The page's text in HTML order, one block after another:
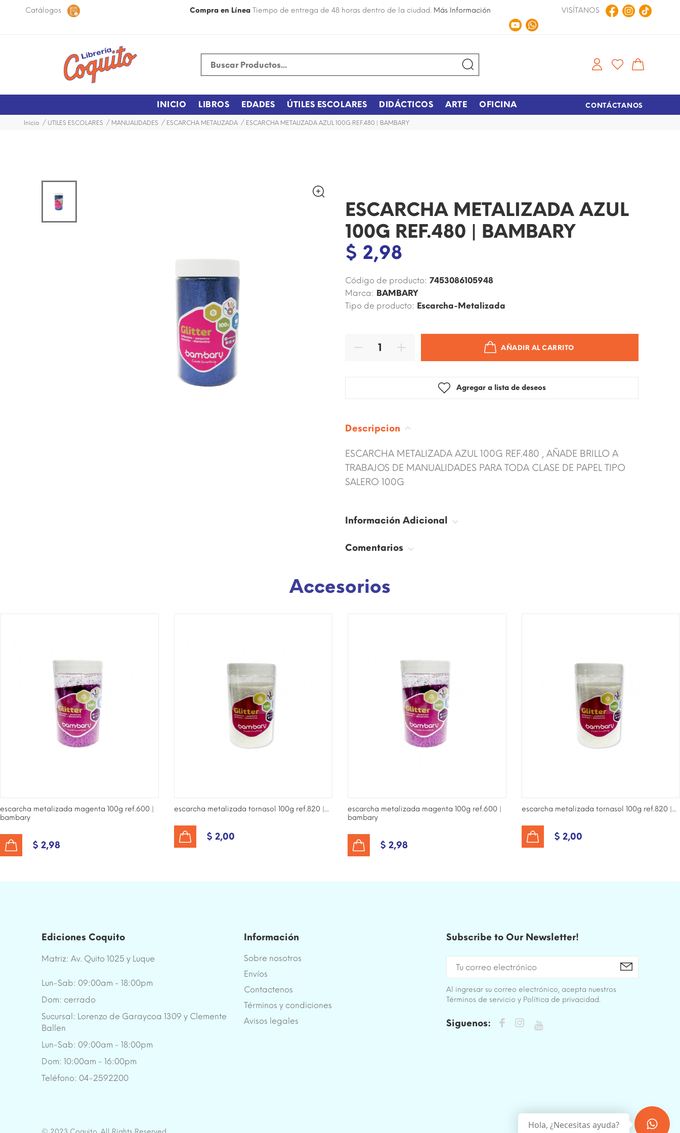
Catálogos
48 horas dentro de la ciudad. Compra en Línea Tiempo de entrega de 48 horas dentro de la ciudad. Más Información Compra en LíneaTiempo de entrega de 48
VISÍTANOS
INICIO LIBROS EDADES ÚTILES ESCOLARES DIDÁCTICOS ARTE OFICINA CONTÁCTANOS
Inicio UTILES ESCOLARES MANUALIDADES ESCARCHA METALIZADA ESCARCHA METALIZADA AZUL 100G REF.480 | BAMBARY
ESCARCHA METALIZADA AZUL
100G REF.480 | BAMBARY
$ 2,98
Código de producto: 7453086105948
Marca: BAMBARY
Tipo de producto: Escarcha-Metalizada
AÑADIR AL CARRITO
Agregar a lista de deseos
Descripcion
ESCARCHA METALIZADA AZUL 100G REF.480 , AÑADE BRILLO A
TRABAJOS DE MANUALIDADES PARA TODA CLASE DE PAPEL TIPO
SALERO 100G
Información Adicional
Comentarios
Accesorios
escarcha metalizada magenta 100g ref.600 |
bambary
$ 2,98
escarcha metalizada tornasol 100g ref.820 |...
$ 2,00
escarcha metalizada magenta 100g ref.600 |
bambary
$ 2,98
escarcha metalizada tornasol 100g ref.820 |...
$ 2,00
Ediciones Coquito
Matriz: Av. Quito 1025 y Luque
Lun-Sab: 09:00am - 18:00pm
Dom: cerrado
Sucursal: Lorenzo de Garaycoa 1309 y Clemente
Ballen
Lun-Sab: 09:00am - 18:00pm
Dom: 10:00am - 16:00pm
Teléfono: 04-2592200
Información
Sobre nosotros
Envíos
Contactenos
Términos y condiciones
Avisos legales
Subscribe to Our Newsletter!
Al ingresar su correo electrónico, acepta nuestros
Términos de servicio y Política de privacidad.
Siguenos:
Hola, ¿Necesitas ayuda?